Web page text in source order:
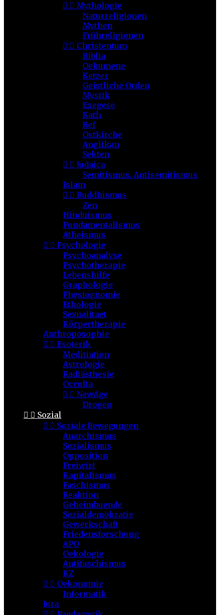
  Mythologie
Naturreligionen
Mythen
Frühreligionen
  Christentum
Biblia
Oekumene
Ketzer
Geistliche Orden
Mystik
Exegese
Kath
Ref
Ostkirche
Anglikan
Sekten
  Judaica
Semitismus, Antisemitismus
Islam
  Buddhismus
Zen
Hinduismus
Fundamentalismus
Atheismus
  Psychologie
Psychoanalyse
Psychotherapie
Lebenshilfe
Graphologie
Physiognomie
Ethologie
Sexualitaet
Körpertherapie
Anthroposophie
  Esoterik
Meditiation
Astrologie
Radiästhesie
Occulta
  NewAge
Drogen
  Sozial
  Soziale Bewegungen
Anarchismus
Sozialismus
Opposition
Freiwirt
Kapitalismus
Faschismus
Reaktion
Geheimbuende
Sozialdemokratie
Gewerkschaft
Friedensforschung
APO
Oekologie
Antifaschismus
KZ
  Oekonomie
Informatik
Jura